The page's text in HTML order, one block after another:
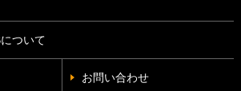
ついて
お問い合わせ